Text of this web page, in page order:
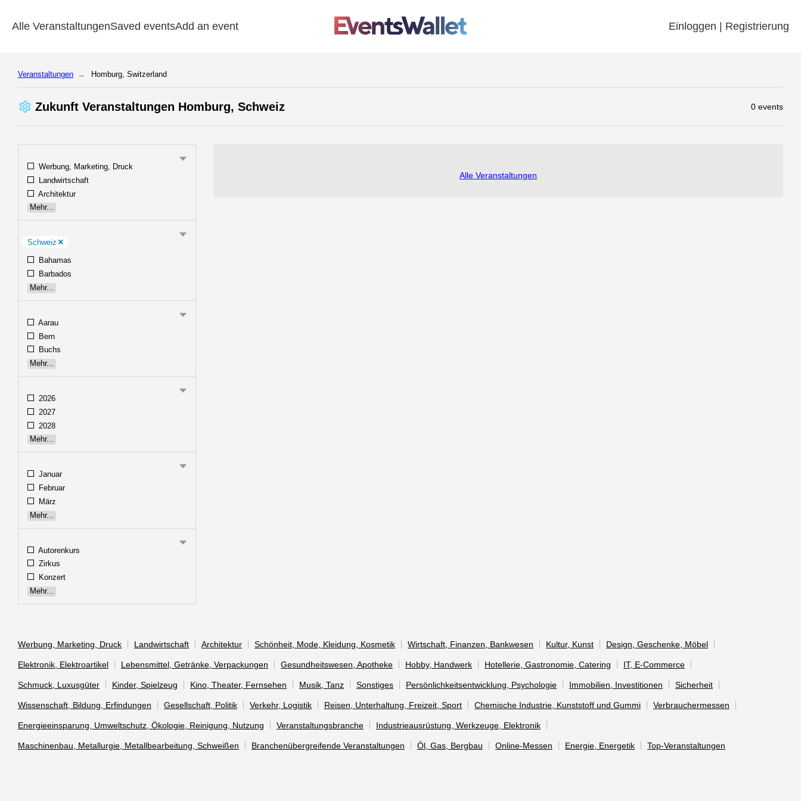
Alle VeranstaltungenSaved eventsAdd an event Einloggen | Registrierung
Veranstaltungen Homburg, Switzerland
Zukunft Veranstaltungen Homburg, Schweiz 0 events
Werbung, Marketing, Druck
Landwirtschaft
Architektur
Mehr...
Schweiz
Bahamas
Barbados
Mehr...
Aarau
Bern
Buchs
Mehr...
2026
2027
2028
Mehr...
Januar
Februar
März
Mehr...
Autorenkurs
Zirkus
Konzert
Mehr...
Alle Veranstaltungen
Werbung, Marketing, Druck Landwirtschaft Architektur Schönheit, Mode, Kleidung, Kosmetik Wirtschaft, Finanzen, Bankwesen Kultur, Kunst Design, Geschenke, Möbel
Elektronik, Elektroartikel Lebensmittel, Getränke, Verpackungen Gesundheitswesen, Apotheke Hobby, Handwerk Hotellerie, Gastronomie, Catering IT, E-Commerce
Schmuck, Luxusgüter Kinder, Spielzeug Kino, Theater, Fernsehen Musik, Tanz Sonstiges Persönlichkeitsentwicklung, Psychologie Immobilien, Investitionen Sicherheit
Wissenschaft, Bildung, Erfindungen Gesellschaft, Politik Verkehr, Logistik Reisen, Unterhaltung, Freizeit, Sport Chemische Industrie, Kunststoff und Gummi Verbrauchermessen
Energieeinsparung, Umweltschutz, Ökologie, Reinigung, Nutzung Veranstaltungsbranche Industrieausrüstung, Werkzeuge, Elektronik
Maschinenbau, Metallurgie, Metallbearbeitung, Schweißen Branchenübergreifende Veranstaltungen Öl, Gas, Bergbau Online-Messen Energie, Energetik Top-Veranstaltungen